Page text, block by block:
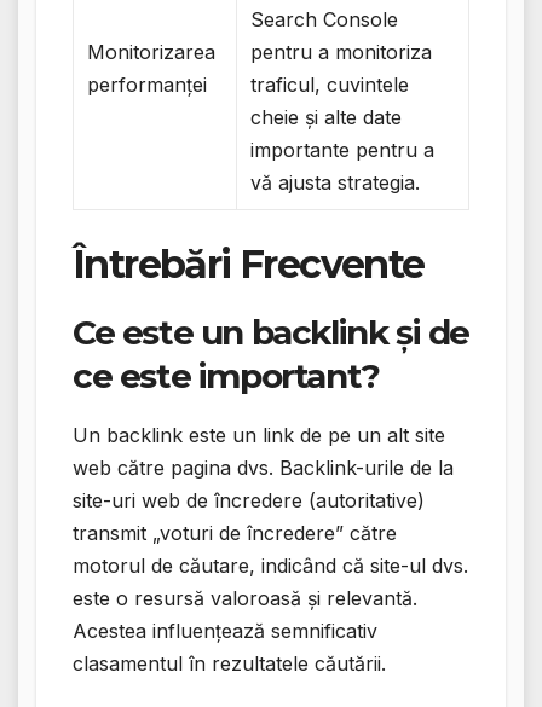
Monitorizarea
performanței
Search Console
pentru a monitoriza
traficul, cuvintele
cheie și alte date
importante pentru a
vă ajusta strategia.
Întrebări Frecvente
Ce este un backlink și de
ce este important?
Un backlink este un link de pe un alt site
web către pagina dvs. Backlink-urile de la
site-uri web de încredere (autoritative)
transmit „voturi de încredere” către
motorul de căutare, indicând că site-ul dvs.
este o resursă valoroasă și relevantă.
Acestea influențează semnificativ
clasamentul în rezultatele căutării.